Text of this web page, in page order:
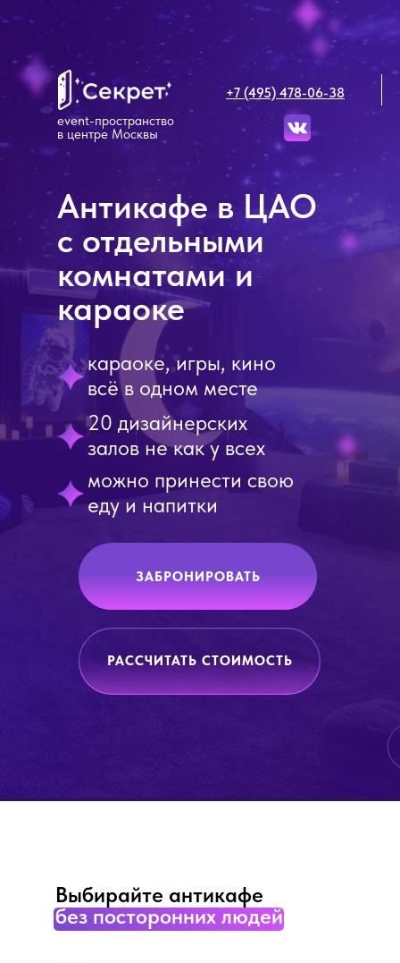
Антикафе в ЦАО
с отдельными
комнатами и
караоке
РАССЧИТАТЬ СТОИМОСТЬ
ЗАБРОНИРОВАТЬ
20 дизайнерских
залов не как у всех
караоке, игры, кино
всё в одном месте
можно принести свою
еду и напитки
event-пространство
в центре Москвы
+7 (495) 478-06-38
Выбирайте антикафе
без посторонних людей